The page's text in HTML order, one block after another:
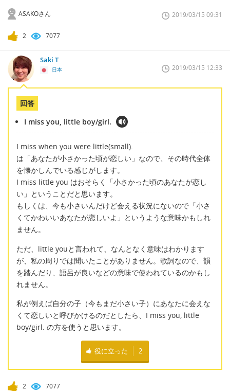
ASAKOさん 2019/03/15 09:31
2 7077
Saki T
日本 2019/03/15 12:33
回答
I miss you, little boy/girl.
I miss when you were little(small).
は「あなたが小さかった頃が恋しい」なので、その時代全体
を懐かしんでいる感じがします。
I miss little you はおそらく「小さかった頃のあなたが恋し
い」ということだと思います。
もしくは、今も小さいんだけど会える状況にないので「小さ
くてかわいいあなたが恋しいよ」というような意味かもしれ
ません。
ただ、little youと言われて、なんとなく意味はわかります
が、私の周りでは聞いたことがありません。歌詞なので、韻
を踏んだり、語呂が良いなどの意味で使われているのかもし
れません。
私が例えば自分の子（今もまだ小さい子）にあなたに会えな
くて恋しいと呼びかけるのだとしたら、I miss you, little
boy/girl. の方を使うと思います。
役に立った 2
2 7077